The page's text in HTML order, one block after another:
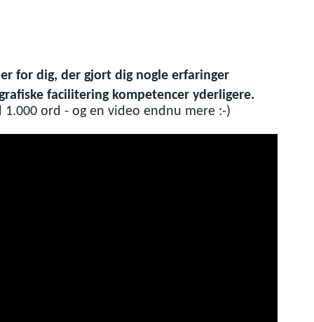
for dig, der gjort dig nogle erfaringer
facilitering kompetencer yderligere.
1.000 ord - og en video endnu mere :-)